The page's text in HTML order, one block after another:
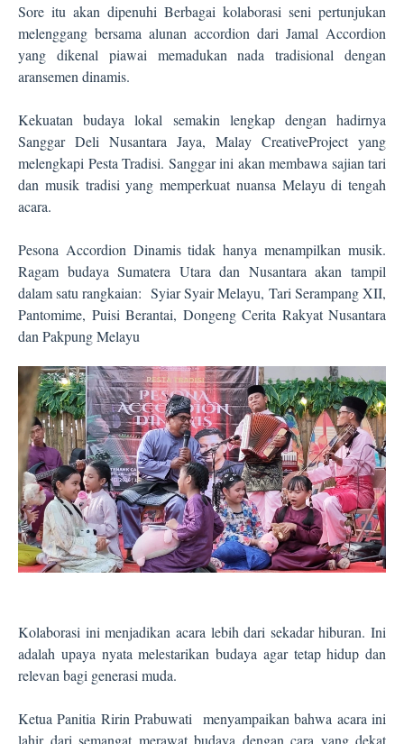
Sore itu akan dipenuhi Berbagai kolaborasi seni pertunjukan
melenggang bersama alunan accordion dari Jamal Accordion
yang dikenal piawai memadukan nada tradisional dengan
aransemen dinamis.
Kekuatan budaya lokal semakin lengkap dengan hadirnya
Sanggar Deli Nusantara Jaya, Malay CreativeProject yang
melengkapi Pesta Tradisi. Sanggar ini akan membawa sajian tari
dan musik tradisi yang memperkuat nuansa Melayu di tengah
acara.
Pesona Accordion Dinamis tidak hanya menampilkan musik.
Ragam budaya Sumatera Utara dan Nusantara akan tampil
dalam satu rangkaian: Syiar Syair Melayu, Tari Serampang XII,
Pantomime, Puisi Berantai, Dongeng Cerita Rakyat Nusantara
dan Pakpung Melayu
Kolaborasi ini menjadikan acara lebih dari sekadar hiburan. Ini
adalah upaya nyata melestarikan budaya agar tetap hidup dan
relevan bagi generasi muda.
Ketua Panitia Ririn Prabuwati menyampaikan bahwa acara ini
lahir dari semangat merawat budaya dengan cara yang dekat